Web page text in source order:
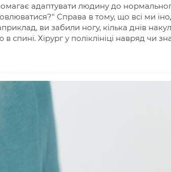
адаптувати людину до
Справа в тому, що всі ми
ви забили ногу, кілька днів
Хірург у поліклініці навряд чи